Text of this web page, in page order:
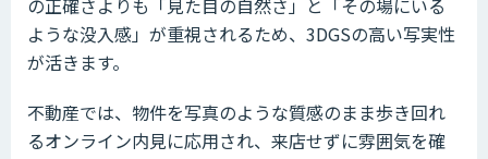
の正確さよりも「見た目の自然さ」と「その場にいる
ような没入感」が重視されるため、3DGSの高い写実性
が活きます。
不動産では、物件を写真のような質感のまま歩き回れ
るオンライン内見に応用され、来店せずに雰囲気を確